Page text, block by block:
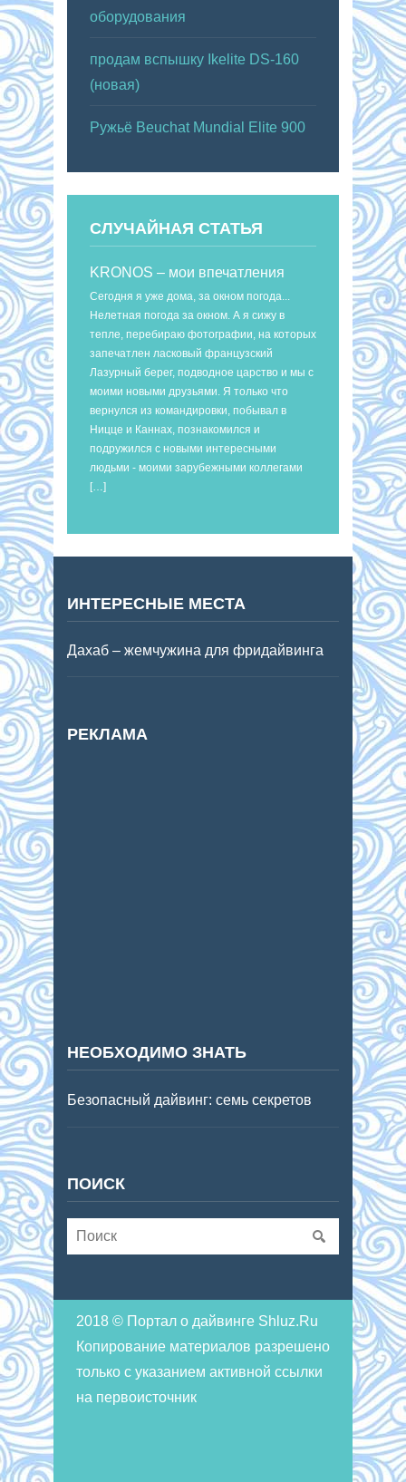
оборудования
продам вспышку Ikelite DS-160
(новая)
Ружьё Beuchat Mundial Elite 900
СЛУЧАЙНАЯ СТАТЬЯ
KRONOS – мои впечатления
Сегодня я уже дома, за окном погода...
Нелетная погода за окном. А я сижу в
тепле, перебираю фотографии, на которых
запечатлен ласковый французский
Лазурный берег, подводное царство и мы с
моими новыми друзьями. Я только что
вернулся из командировки, побывал в
Ницце и Каннах, познакомился и
подружился с новыми интересными
людьми - моими зарубежными коллегами
[…]
ИНТЕРЕСНЫЕ МЕСТА
Дахаб – жемчужина для фридайвинга
РЕКЛАМА
НЕОБХОДИМО ЗНАТЬ
Безопасный дайвинг: семь секретов
ПОИСК
2018 © Портал о дайвинге Shluz.Ru
Копирование материалов разрешено
только с указанием активной ссылки
на первоисточник